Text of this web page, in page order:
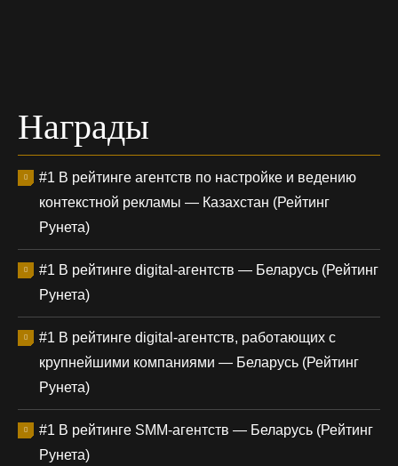
Награды
#1 В рейтинге агентств по настройке и ведению
контекстной рекламы — Казахстан (Рейтинг
Рунета)
#1 В рейтинге digital-агентств — Беларусь (Рейтинг
Рунета)
#1 В рейтинге digital-агентств, работающих с
крупнейшими компаниями — Беларусь (Рейтинг
Рунета)
#1 В рейтинге SMM-агентств — Беларусь (Рейтинг
Рунета)